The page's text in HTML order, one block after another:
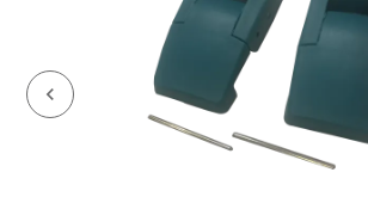
chevron_left